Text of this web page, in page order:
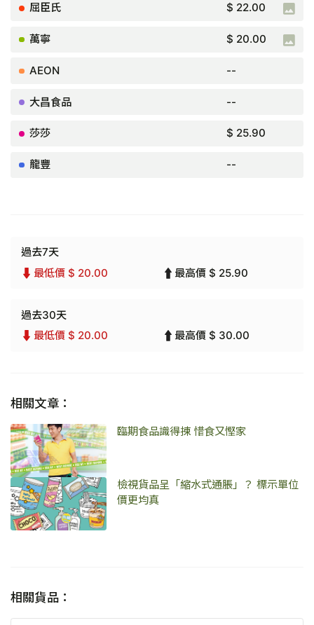
$ 22.00
$ 20.00
--
--
$ 25.90
--
過去7天
最低價 $ 20.00
最高價 $ 25.90
過去30天
最低價 $ 20.00
最高價 $ 30.00
相關文章：
臨期食品識得揀 惜食又慳家
檢視貨品呈「縮水式通脹」？ 標示單位
價更均真
相關貨品：